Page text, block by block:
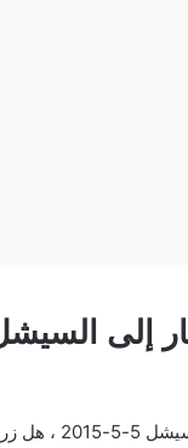
عروض الطيّار